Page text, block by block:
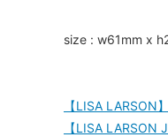
size : w61mm x
【LISA LARSON
【LISA LARSON